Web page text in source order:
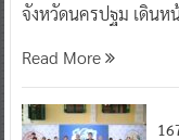
จังหวัดนครปฐม เดินห
Read More